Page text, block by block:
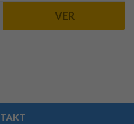
VER